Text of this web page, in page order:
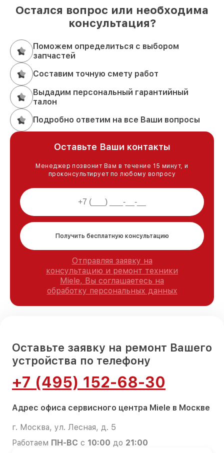
Остался вопрос или необходима
консультация?
Поможем определиться с выбором
запчастей
Составим точную смету работ
Выдадим персональный гарантийный
талон
Подробно ответим на все Ваши вопросы
Оставьте Ваши контакты
Менеджер позвонит Вам в течение 15 минут, и
проконсультирует по любому вопросу
Получить бесплатную консультацию
Отправляя заявку на
консультацию и ремонт техники
Miele, Вы соглашаетесь на
обработку персональных данных
Оставьте заявку на ремонт Вашего
устройства по телефону
+7 (495) 152-68-30
Адрес офиса сервисного центра Miele в Москве
г. Москва, ул. Лесная, д. 5
Работаем ПН-ВС с 10:00 до 21:00